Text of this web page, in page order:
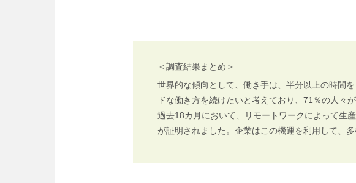
＜調査結果まとめ＞
世界的な傾向として、働き手は、半分以上の時間
ドな働き方を続けたいと考えており、71％の人々
過去18カ月において、リモートワークによって生
が証明されました。企業はこの機運を利用して、